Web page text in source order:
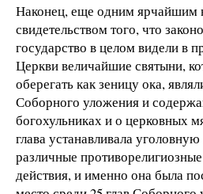
Наконец, еще одним ярчайшим
свидетельством того, что
государство в целом видели в
Церкви величайшие святыни,
оберегать как зеницу ока,
Соборного уложения и
богохульниках и о церковных
глава устанавливала уголовную
различные
действия, и именно она была